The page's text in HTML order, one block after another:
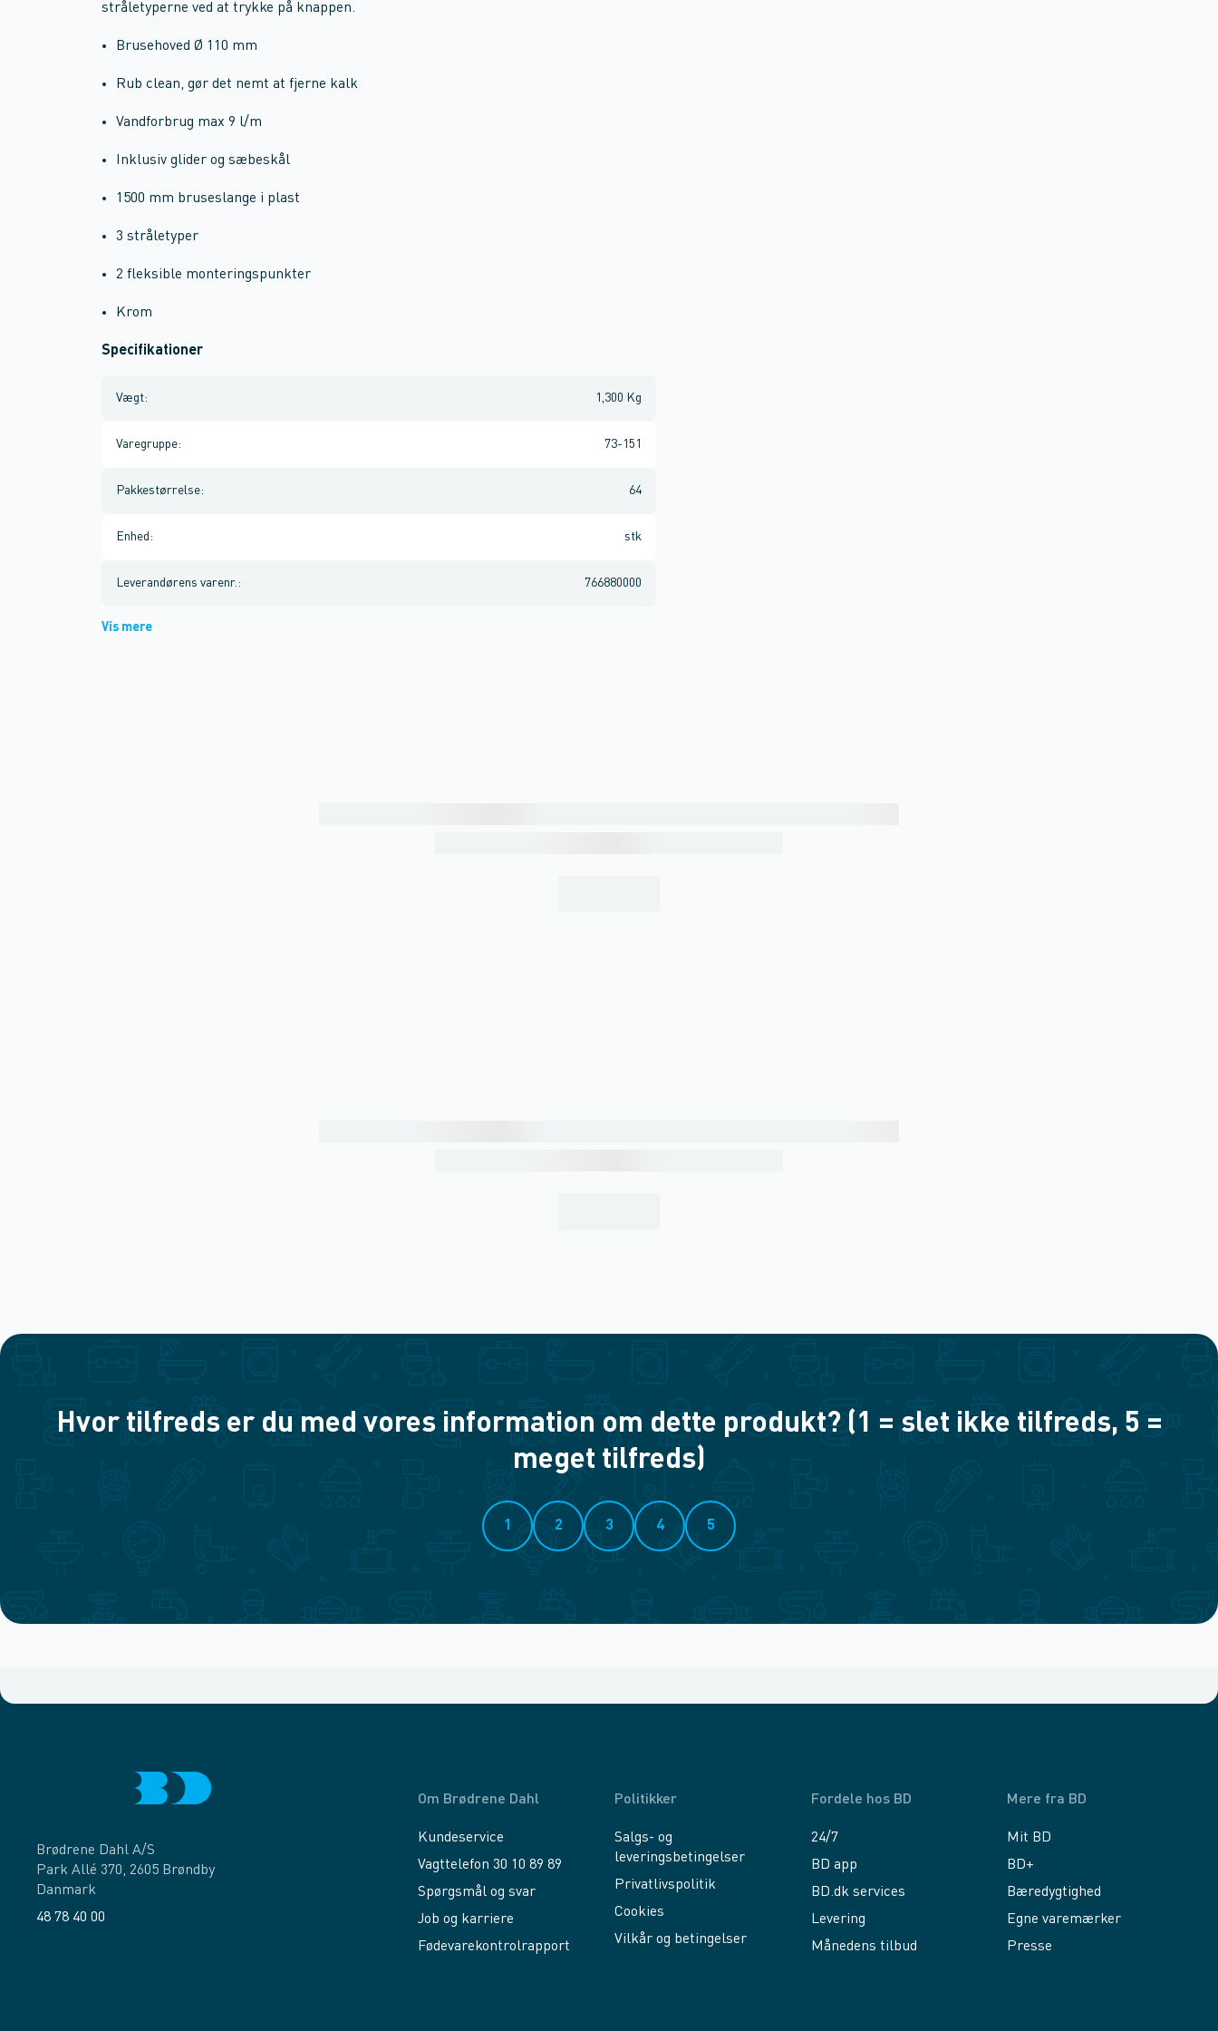
stråletyperne ved at trykke på knappen.
Brusehoved Ø 110 mm
Rub clean, gør det nemt at fjerne kalk
Vandforbrug max 9 l/m
Inklusiv glider og sæbeskål
1500 mm bruseslange i plast
3 stråletyper
2 fleksible monteringspunkter
Krom
Specifikationer
Vægt: 1,300 Kg
Varegruppe: 73-151
Pakkestørrelse: 64
Enhed : stk
Leverandørens varenr. : 766880000
Vis mere
Hvor tilfreds er du med vores information om dette produkt? (1 = slet ikke tilfreds, 5 =
meget tilfreds)
1 2 3 4 5
Brødrene Dahl A/S
Park Allé 370, 2605 Brøndby
Danmark
48 78 40 00
Om Brødrene Dahl
Kundeservice
Vagttelefon 30 10 89 89
Spørgsmål og svar
Job og karriere
Fødevarekontrolrapport
Politikker
Salgs- og
leveringsbetingelser
Privatlivspolitik
Cookies
Vilkår og betingelser
Fordele hos BD
24/7
BD app
BD.dk services
Levering
Månedens tilbud
Mere fra BD
Mit BD
BD+
Bæredygtighed
Egne varemærker
Presse